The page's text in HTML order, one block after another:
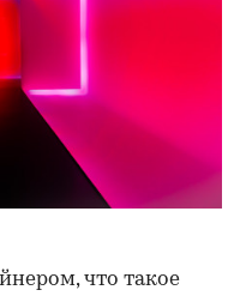
что такое